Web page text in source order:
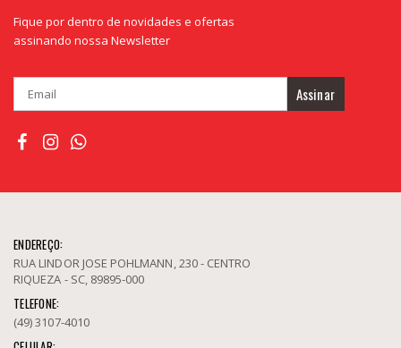
Fique por dentro de novidades e ofertas
assinando nossa Newsletter
Assinar
ENDEREÇO:
RUA LINDOR JOSE POHLMANN, 230 - CENTRO
RIQUEZA - SC, 89895-000
TELEFONE:
(49) 3107-4010